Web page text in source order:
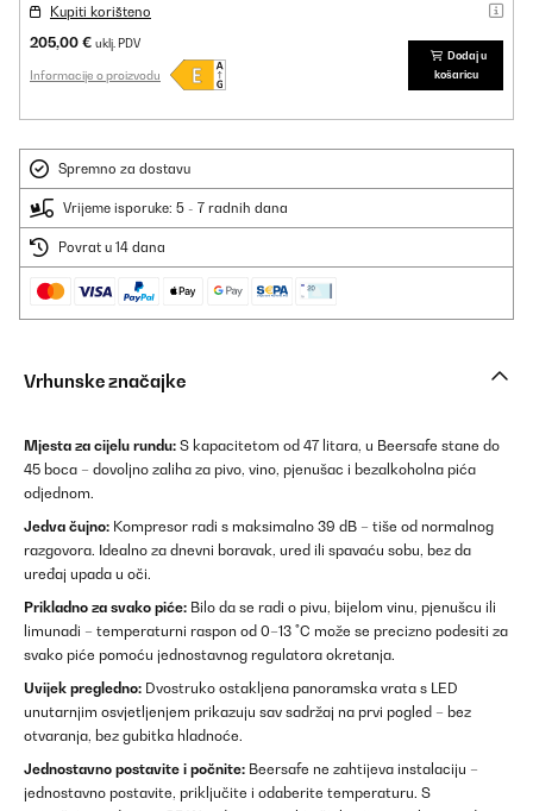
Kupiti korišteno
205,00 € uklj. PDV
Informacije o proizvodu
Dodaj u
košaricu
Spremno za dostavu
Vrijeme isporuke: 5 - 7 radnih dana
Povrat u 14 dana
Vrhunske značajke
Mjesta za cijelu rundu: S kapacitetom od 47 litara, u Beersafe stane do
45 boca – dovoljno zaliha za pivo, vino, pjenušac i bezalkoholna pića
odjednom.
Jedva čujno: Kompresor radi s maksimalno 39 dB – tiše od normalnog
razgovora. Idealno za dnevni boravak, ured ili spavaću sobu, bez da
uređaj upada u oči.
Prikladno za svako piće: Bilo da se radi o pivu, bijelom vinu, pjenušcu ili
limunadi – temperaturni raspon od 0–13 °C može se precizno podesiti za
svako piće pomoću jednostavnog regulatora okretanja.
Uvijek pregledno: Dvostruko ostakljena panoramska vrata s LED
unutarnjim osvjetljenjem prikazuju sav sadržaj na prvi pogled – bez
otvaranja, bez gubitka hladnoće.
Jednostavno postavite i počnite: Beersafe ne zahtijeva instalaciju –
jednostavno postavite, priključite i odaberite temperaturu. S